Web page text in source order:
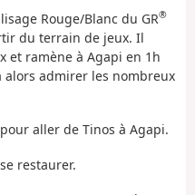
Rouge/Blanc du GR®
du terrain de jeux. Il
et ramène à Agapi en 1h
admirer les nombreux
aller de Tinos à Agapi.
restaurer.